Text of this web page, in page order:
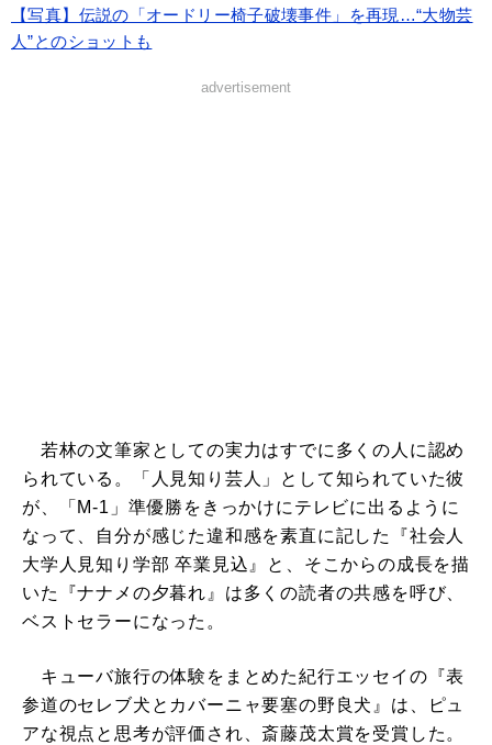
【写真】伝説の「オードリー椅子破壊事件」を再現…“大物芸
人”とのショットも
advertisement
若林の文筆家としての実力はすでに多くの人に認め
られている。「人見知り芸人」として知られていた彼
が、「M-1」準優勝をきっかけにテレビに出るように
なって、自分が感じた違和感を素直に記した『社会人
大学人見知り学部 卒業見込』と、そこからの成長を描
いた『ナナメの夕暮れ』は多くの読者の共感を呼び、
ベストセラーになった。
キューバ旅行の体験をまとめた紀行エッセイの『表
参道のセレブ犬とカバーニャ要塞の野良犬』は、ピュ
アな視点と思考が評価され、斎藤茂太賞を受賞した。